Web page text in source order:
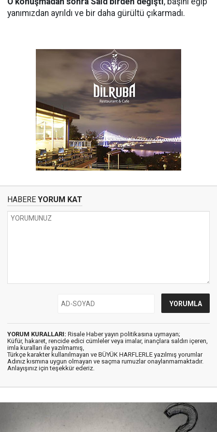
yanımızdan ayrıldı ve bir daha gürültü çıkarmadı.
HABERE YORUM KAT
YORUM KURALLARI: Risale Haber yayın politikasına uymayan;
Küfür, hakaret, rencide edici cümleler veya imalar, inançlara saldırı içeren,
imla kuralları ile yazılmamış,
Türkçe karakter kullanılmayan ve BÜYÜK HARFLERLE yazılmış yorumlar
Adınız kısmına uygun olmayan ve saçma rumuzlar onaylanmamaktadır.
Anlayışınız için teşekkür ederiz.